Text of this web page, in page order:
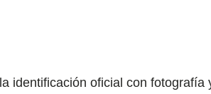
identificación oficial con